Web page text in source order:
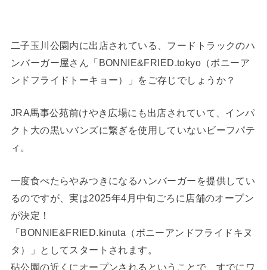
二子玉川公園内に出店されている、フードトラックのハ
ンバーガー屋さん「BONNIE&FRIED.tokyo（ボニーア
ンドフライドトーキョー）」をご存じでしょうか？
JRA馬事公苑前けやき広場にも出店されていて、インパ
クト大の黒いバンズに繋ぎを使用していないビーフパテ
ィ。
一度食べたらやみつきになるハンバーガーを提供してい
るのですが、実は2025年4月中旬ごろに店舗のオープン
が決定！
「BONNIE&FRIED.kinuta（ボニーアンドフライドキヌ
タ）」としてスタートされます。
砧公園の近くにオープンされるということで、すでにワ